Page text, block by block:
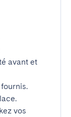
avant et
vos